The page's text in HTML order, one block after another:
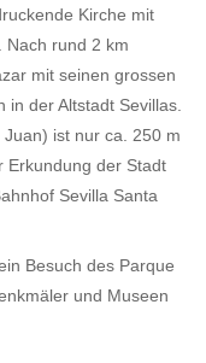
Kirche mit
Nach rund 2 km
mit seinen grossen
der Altstadt Sevillas.
ist nur ca. 250 m
Erkundung der Stadt
Sevilla Santa
Besuch des Parque
und Museen